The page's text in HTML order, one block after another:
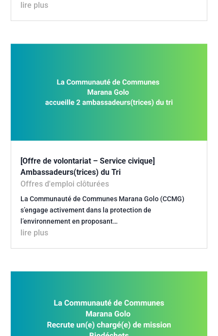
lire plus
[Offre de volontariat – Service civique]
Ambassadeurs(trices) du Tri
Offres d'emploi clôturées
La Communauté de Communes Marana Golo (CCMG)
s’engage activement dans la protection de
l’environnement en proposant…
lire plus